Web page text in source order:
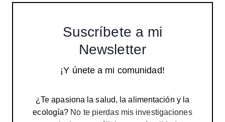
Suscríbete a mi
Newsletter
¡Y únete a mi comunidad!
¿Te apasiona la salud, la alimentación y la
ecología? No te pierdas mis investigaciones